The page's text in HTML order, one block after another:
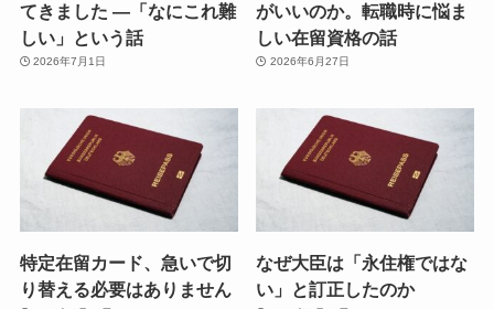
てきました ―「なにこれ難
しい」という話
2026年7月1日
がいいのか。転職時に悩ま
しい在留資格の話
2026年6月27日
特定在留カード、急いで切
り替える必要はありません
なぜ大臣は「永住権ではな
い」と訂正したのか